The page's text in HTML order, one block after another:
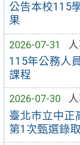
公告本校115
果
2026-07-31
115年公務人
課程
2026-07-30
臺北市立中正
第1次甄選錄